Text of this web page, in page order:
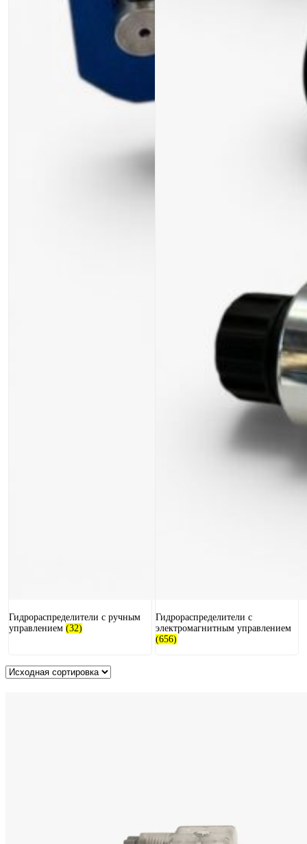
Гидрораспределители с ручным
управлением(32)
Гидрораспределители с
электромагнитным управлением
(656)